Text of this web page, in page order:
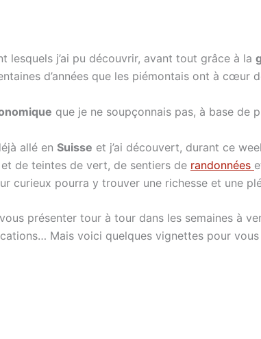
lesquels j’ai pu découvrir, avant tout grâce à la
d’années que les piémontais ont à cœur
que je ne soupçonnais pas, à base de
allé en Suisse et j’ai découvert, durant ce
de teintes de vert, de sentiers de randonnées
curieux pourra y trouver une richesse et une
présenter tour à tour dans les semaines à
Mais voici quelques vignettes pour